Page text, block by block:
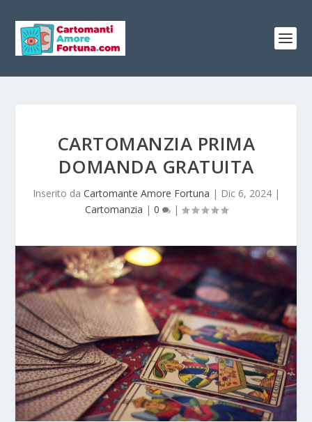
CARTOMANZIA PRIMA
DOMANDA GRATUITA
Inserito da Cartomante Amore Fortuna | Dic 6, 2024|
Cartomanzia | 0 |